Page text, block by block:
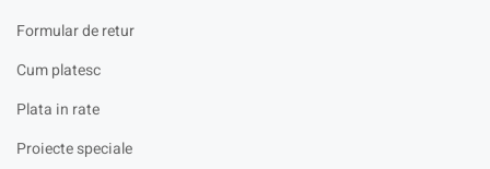
Formular de retur
Cum platesc
Plata in rate
Proiecte speciale